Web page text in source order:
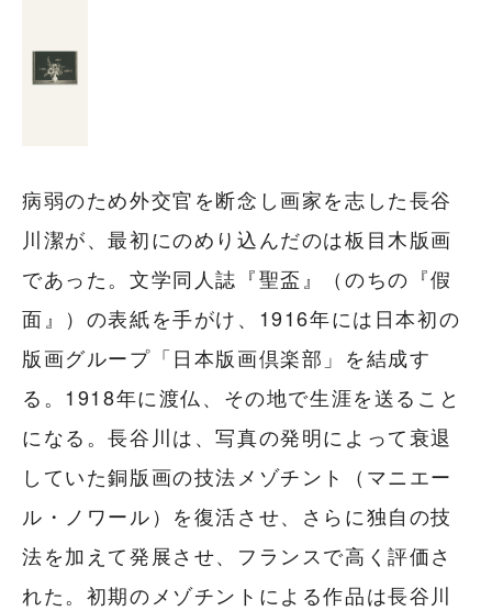
病弱のため外交官を断念し画家を志した長谷
川潔が、最初にのめり込んだのは板目木版画
であった。文学同人誌『聖盃』（のちの『假
面』）の表紙を手がけ、1916年には日本初の
版画グループ「日本版画倶楽部」を結成す
る。1918年に渡仏、その地で生涯を送ること
になる。長谷川は、写真の発明によって衰退
していた銅版画の技法メゾチント（マニエー
ル・ノワール）を復活させ、さらに独自の技
法を加えて発展させ、フランスで高く評価さ
れた。初期のメゾチントによる作品は長谷川